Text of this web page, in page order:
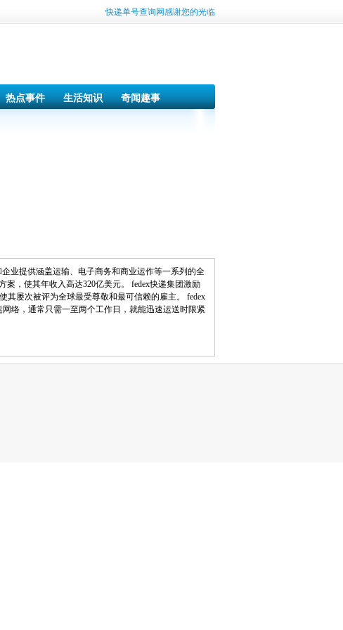
快递单号查询网感谢您的光临
热点事件 生活知识 奇闻趣事
业提供涵盖运输、电子商务和商业运作等一系列的全
，使其年收入高达320亿美元。 fedex快递集团激励
其屡次被评为全球最受尊敬和最可信赖的雇主。 fedex
络，通常只需一至两个工作日，就能迅速运送时限紧